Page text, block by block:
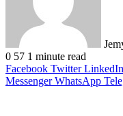
0 57 1 minute read
Facebook Twitter LinkedIn
Messenger WhatsApp